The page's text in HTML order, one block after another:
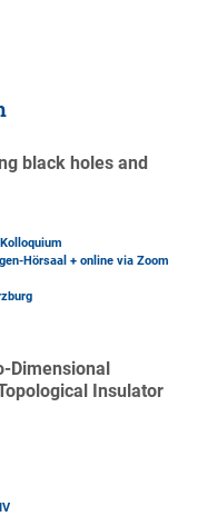
black holes and
Hörsaal + online via Zoom
Dimensional
Insulator